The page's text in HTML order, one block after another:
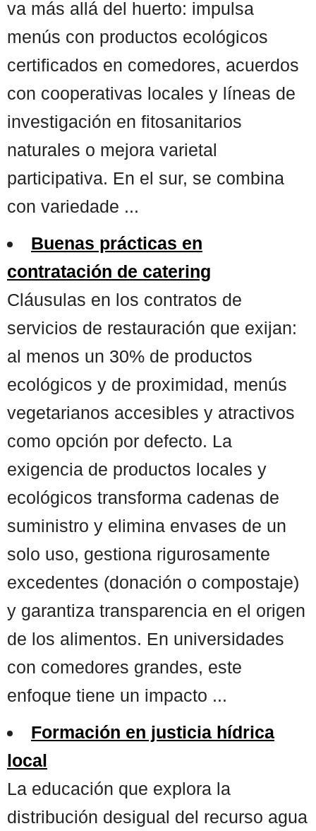
va más allá del huerto: impulsa
menús con productos ecológicos
certificados en comedores, acuerdos
con cooperativas locales y líneas de
investigación en fitosanitarios
naturales o mejora varietal
participativa. En el sur, se combina
con variedade ...
Buenas prácticas en
contratación de catering
Cláusulas en los contratos de
servicios de restauración que exijan:
al menos un 30% de productos
ecológicos y de proximidad, menús
vegetarianos accesibles y atractivos
como opción por defecto. La
exigencia de productos locales y
ecológicos transforma cadenas de
suministro y elimina envases de un
solo uso, gestiona rigurosamente
excedentes (donación o compostaje)
y garantiza transparencia en el origen
de los alimentos. En universidades
con comedores grandes, este
enfoque tiene un impacto ...
Formación en justicia hídrica
local
La educación que explora la
distribución desigual del recurso agua